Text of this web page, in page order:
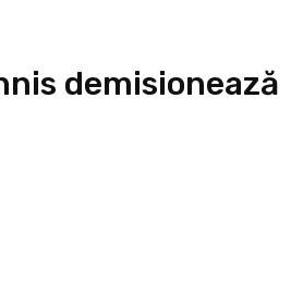
demisionează